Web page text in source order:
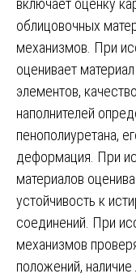
включает оценку
облицовочных
механизмов. При
оценивает
элементов,
наполнителей
пенополиуретана,
деформация. При
материалов
устойчивость к
соединений. При
механизмов
положений,